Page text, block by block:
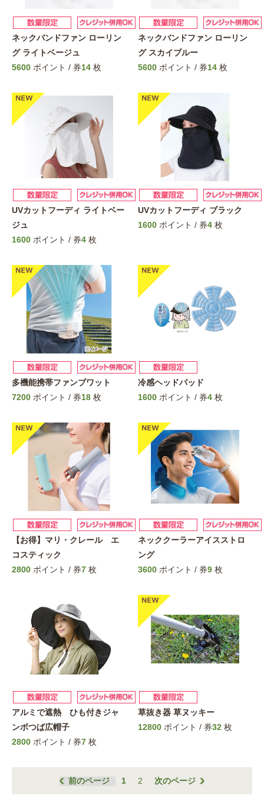
ネックバンドファン ローリン
グ ライトベージュ
5600 ポイント / 券14 枚
ネックバンドファン ローリン
グ スカイブルー
5600 ポイント / 券14 枚
UVカットフーディ ライトベー
ジュ
1600 ポイント / 券4 枚
UVカットフーディ ブラック
1600 ポイント / 券4 枚
多機能携帯ファンブワット
7200 ポイント / 券18 枚
冷感ヘッドパッド
1600 ポイント / 券4 枚
【お得】マリ・クレール エ
コスティック
2800 ポイント / 券7 枚
ネッククーラーアイスストロ
ング
3600 ポイント / 券9 枚
アルミで遮熱 ひも付きジャ
ンボつば広帽子
2800 ポイント / 券7 枚
草抜き器 草ヌッキー
12800 ポイント / 券32 枚
前のページ 1 2 次のページ